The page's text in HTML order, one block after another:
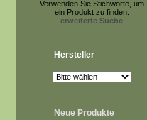
Verwenden Sie Stichworte, um
ein Produkt zu finden.
erweiterte Suche
Hersteller
Neue Produkte